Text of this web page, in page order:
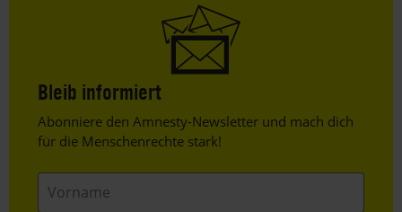
Bleib informiert
Header
Text
Abonniere den Amnesty-Newsletter und mach dich
für die Menschenrechte stark!